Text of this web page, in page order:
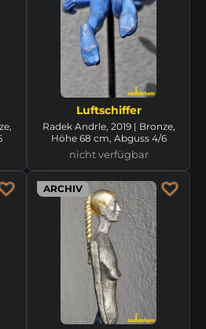
Luftschiffer
Radek Andrle, 2019 | Bronze,
Höhe 68 cm, Abguss 4/6
nicht verfügbar
ARCHIV